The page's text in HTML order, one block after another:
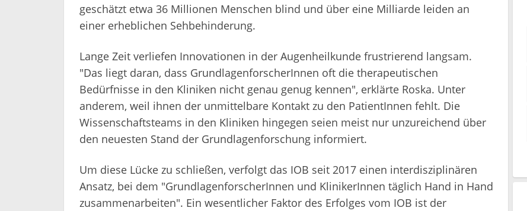
geschätzt etwa 36 Millionen Menschen blind und über eine Milliarde leiden an
einer erheblichen Sehbehinderung.
Lange Zeit verliefen Innovationen in der Augenheilkunde frustrierend langsam.
"Das liegt daran, dass GrundlagenforscherInnen oft die therapeutischen
Bedürfnisse in den Kliniken nicht genau genug kennen", erklärte Roska. Unter
anderem, weil ihnen der unmittelbare Kontakt zu den PatientInnen fehlt. Die
Wissenschaftsteams in den Kliniken hingegen seien meist nur unzureichend über
den neuesten Stand der Grundlagenforschung informiert.
Um diese Lücke zu schließen, verfolgt das IOB seit 2017 einen interdisziplinären
Ansatz, bei dem "GrundlagenforscherInnen und KlinikerInnen täglich Hand in Hand
zusammenarbeiten". Ein wesentlicher Faktor des Erfolges vom IOB ist der